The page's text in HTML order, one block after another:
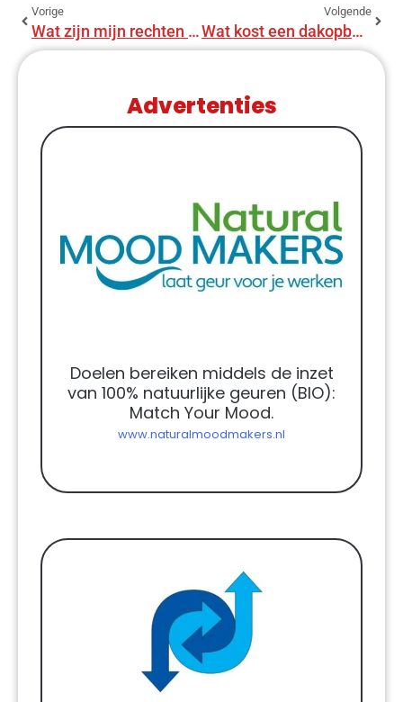
Vorige
Wat zijn mijn rechten als de aannemer het werk niet afmaakt?
Volgende
Wat kost een dakopbouw van 40 m²?
Advertenties
Doelen bereiken middels de inzet
van 100% natuurlijke geuren (BIO):
Match Your Mood.
www.naturalmoodmakers.nl